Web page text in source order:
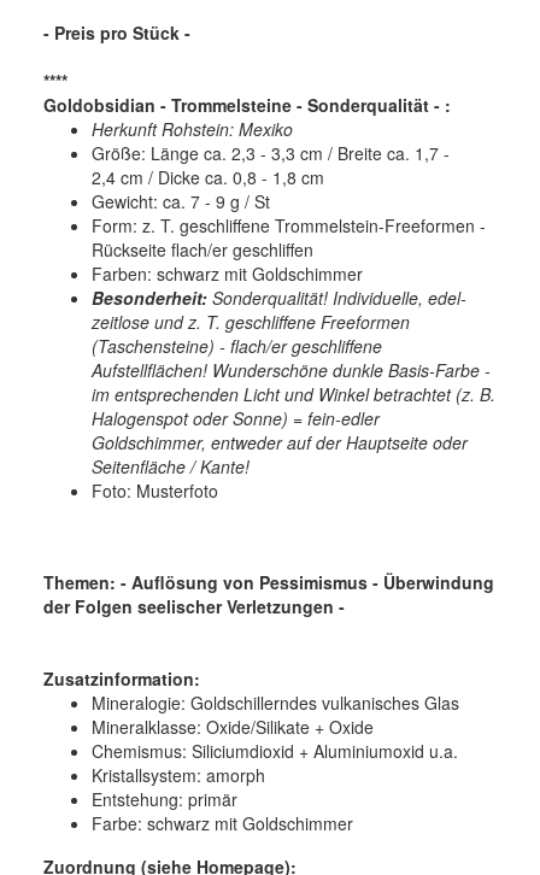
- Preis pro Stück -
****
Goldobsidian - Trommelsteine - Sonderqualität - :
Herkunft Rohstein: Mexiko
Größe: Länge ca. 2,3 - 3,3 cm / Breite ca. 1,7 -
2,4 cm / Dicke ca. 0,8 - 1,8 cm
Gewicht: ca. 7 - 9 g / St
Form: z. T. geschliffene Trommelstein-Freeformen -
Rückseite flach/er geschliffen
Farben: schwarz mit Goldschimmer
Besonderheit: Sonderqualität! Individuelle, edel-
zeitlose und z. T. geschliffene Freeformen
(Taschensteine) - flach/er geschliffene
Aufstellflächen! Wunderschöne dunkle Basis-Farbe -
im entsprechenden Licht und Winkel betrachtet (z. B.
Halogenspot oder Sonne) = fein-edler
Goldschimmer, entweder auf der Hauptseite oder
Seitenfläche / Kante!
Foto: Musterfoto
Themen: - Auflösung von Pessimismus - Überwindung
der Folgen seelischer Verletzungen -
Zusatzinformation:
Mineralogie: Goldschillerndes vulkanisches Glas
Mineralklasse: Oxide/Silikate + Oxide
Chemismus: Siliciumdioxid + Aluminiumoxid u.a.
Kristallsystem: amorph
Entstehung: primär
Farbe: schwarz mit Goldschimmer
Zuordnung (siehe Homepage):